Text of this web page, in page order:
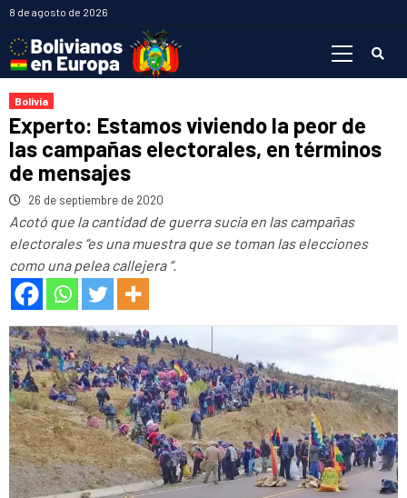
Saltar
contenido
8 de agosto de 2026
Bolivia
Experto: Estamos viviendo la peor de
las campañas electorales, en términos
de mensajes
26 de septiembre de 2020
Acotó que la cantidad de guerra sucia en las campañas
electorales “es una muestra que se toman las elecciones
como una pelea callejera “.